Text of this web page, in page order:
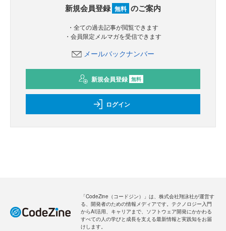
新規会員登録 無料 のご案内
・全ての過去記事が閲覧できます
・会員限定メルマガを受信できます
メールバックナンバー
新規会員登録 無料
ログイン
「CodeZine（コードジン）」は、株式会社翔泳社が運営す
る、開発者のための情報メディアです。テクノロジー入門
からAI活用、キャリアまで、ソフトウェア開発にかかわる
すべての人の学びと成長を支える最新情報と実践知をお届
けします。